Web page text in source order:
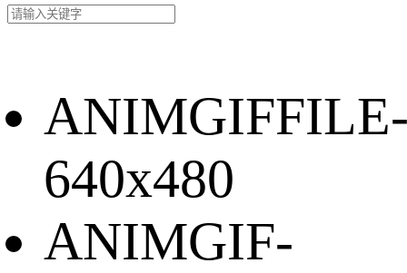
640x480
ANIMGIF-